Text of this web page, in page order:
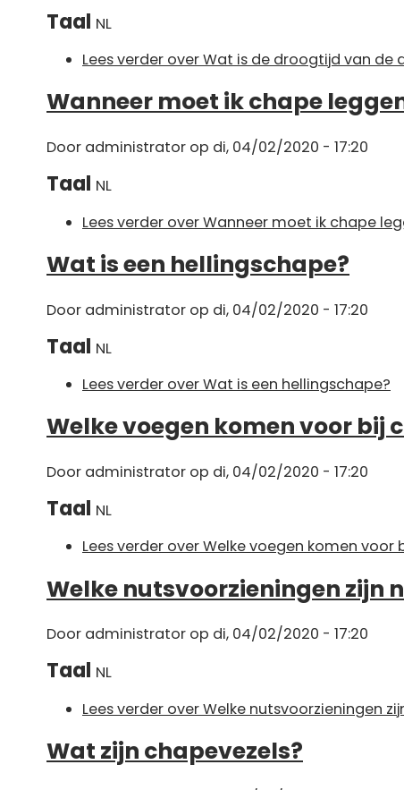
Taal NL
Lees verder over Wat is de droogtijd van de
Wanneer moet ik chape
Door administrator op di, 04/02/2020 - 17:20
Taal NL
Lees verder over Wanneer moet ik chape
Wat is een hellingschape?
Door administrator op di, 04/02/2020 - 17:20
Taal NL
Lees verder over Wat is een hellingschape?
Welke voegen komen voor bij
Door administrator op di, 04/02/2020 - 17:20
Taal NL
Lees verder over Welke voegen komen voor
Welke nutsvoorzieningen zijn
Door administrator op di, 04/02/2020 - 17:20
Taal NL
Lees verder over Welke nutsvoorzieningen
Wat zijn chapevezels?